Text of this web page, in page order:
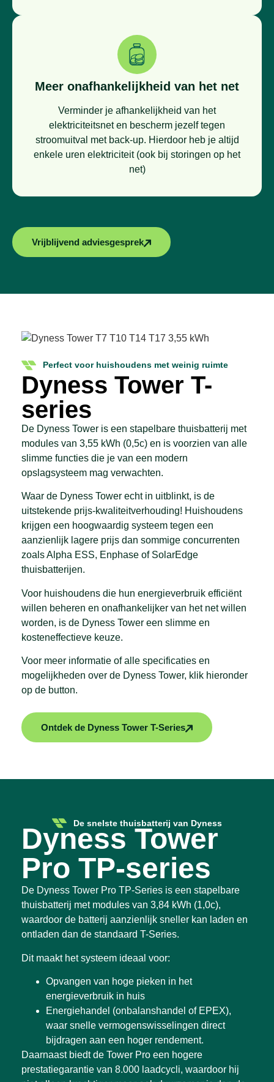
Meer onafhankelijkheid van het net
Verminder je afhankelijkheid van het
elektriciteitsnet en bescherm jezelf tegen
stroomuitval met back-up. Hierdoor heb je altijd
enkele uren elektriciteit (ook bij storingen op het
net)
Vrijblijvend adviesgesprek
Perfect voor huishoudens met weinig ruimte
Dyness Tower T-
series
De Dyness Tower is een stapelbare thuisbatterij met
modules van 3,55 kWh (0,5c) en is voorzien van alle
slimme functies die je van een modern
opslagsysteem mag verwachten.
Waar de Dyness Tower echt in uitblinkt, is de
uitstekende prijs-kwaliteitverhouding! Huishoudens
krijgen een hoogwaardig systeem tegen een
aanzienlijk lagere prijs dan sommige concurrenten
zoals Alpha ESS, Enphase of SolarEdge
thuisbatterijen.
Voor huishoudens die hun energieverbruik efficiënt
willen beheren en onafhankelijker van het net willen
worden, is de Dyness Tower een slimme en
kosteneffectieve keuze.
Voor meer informatie of alle specificaties en
mogelijkheden over de Dyness Tower, klik hieronder
op de button.
Ontdek de Dyness Tower T-Series
De snelste thuisbatterij van Dyness
Dyness Tower
Pro TP-series
De Dyness Tower Pro TP-Series is een stapelbare
thuisbatterij met modules van 3,84 kWh (1,0c),
waardoor de batterij aanzienlijk sneller kan laden en
ontladen dan de standaard T-Series.
Dit maakt het systeem ideaal voor:
Opvangen van hoge pieken in het
energieverbruik in huis
Energiehandel (onbalanshandel of EPEX),
waar snelle vermogenswisselingen direct
bijdragen aan een hoger rendement.
Daarnaast biedt de Tower Pro een hogere
prestatiegarantie van 8.000 laadcycli, waardoor hij